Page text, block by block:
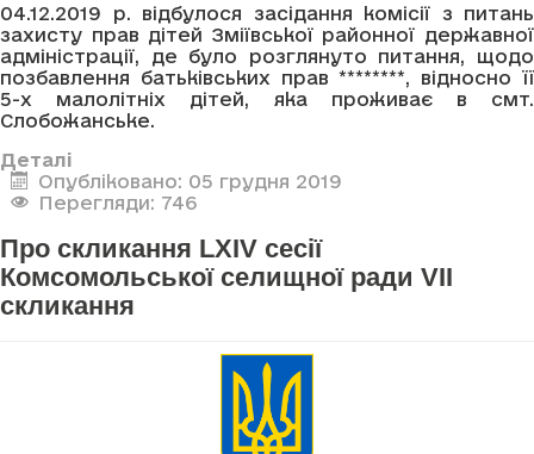
04.12.2019 р. відбулося засідання комісії з питань
захисту прав дітей Зміївської районної державної
адміністрації, де було розглянуто питання, щодо
позбавлення батьківських прав ********, відносно її
5-х малолітніх дітей, яка проживає в смт.
Слобожанське.
Деталі
Опубліковано: 05 грудня 2019
Перегляди: 746
Про скликання LXIV сесії
Комсомольської селищної ради VII
скликання